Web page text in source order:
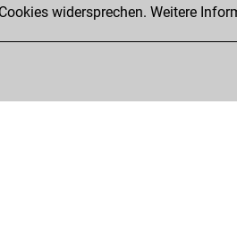
scored +9 =0 -5 in slow games
widersprechen. Weitere